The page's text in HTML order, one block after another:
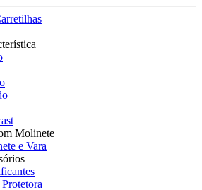
Molinete
e Vara